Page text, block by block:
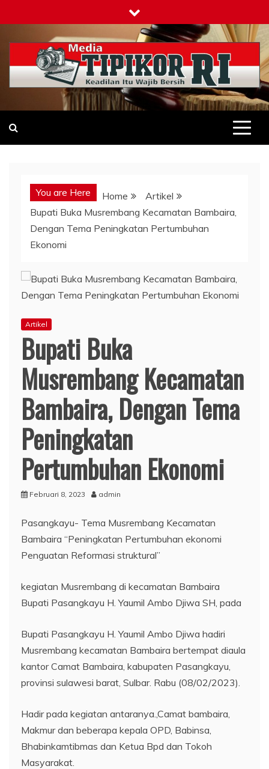
to
content
Tipikor-ri-online.my.id
Keadilan Itu Wajib Bersih
You are Here Home
Artikel
Bupati Buka Musrembang Kecamatan Bambaira,
Dengan Tema Peningkatan Pertumbuhan
Ekonomi
Artikel
Bupati Buka
Musrembang Kecamatan
Bambaira, Dengan Tema
Peningkatan
Pertumbuhan Ekonomi
Februari 8, 2023 admin
Pasangkayu- Tema Musrembang Kecamatan
Bambaira “Peningkatan Pertumbuhan ekonomi
Penguatan Reformasi struktural”
kegiatan Musrembang di kecamatan Bambaira
Bupati Pasangkayu H. Yaumil Ambo Djiwa SH, pada
Bupati Pasangkayu H. Yaumil Ambo Djiwa hadiri
Musrembang kecamatan Bambaira bertempat diaula
kantor Camat Bambaira, kabupaten Pasangkayu,
provinsi sulawesi barat, Sulbar. Rabu (08/02/2023).
Hadir pada kegiatan antaranya.,Camat bambaira,
Makmur dan beberapa kepala OPD, Babinsa,
Bhabinkamtibmas dan Ketua Bpd dan Tokoh
Masyarakat.